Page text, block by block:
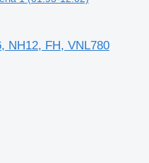
NH12, FH, VNL780